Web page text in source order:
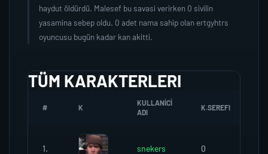
haydut öldürdü. Malesef bu savasi verirken 0 sivilin
yasamina sebep oldu. 0 adet nama sahip olan ertgyhtrs
oyuncusu bugün kadar kan akitti.
TÜM KARAKTERLERI
# K
KULLANICI
ADI
K.SEREFI
1. snekers 0